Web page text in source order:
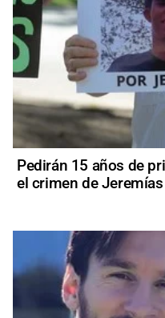
Pedirán 15 años de
el crimen de